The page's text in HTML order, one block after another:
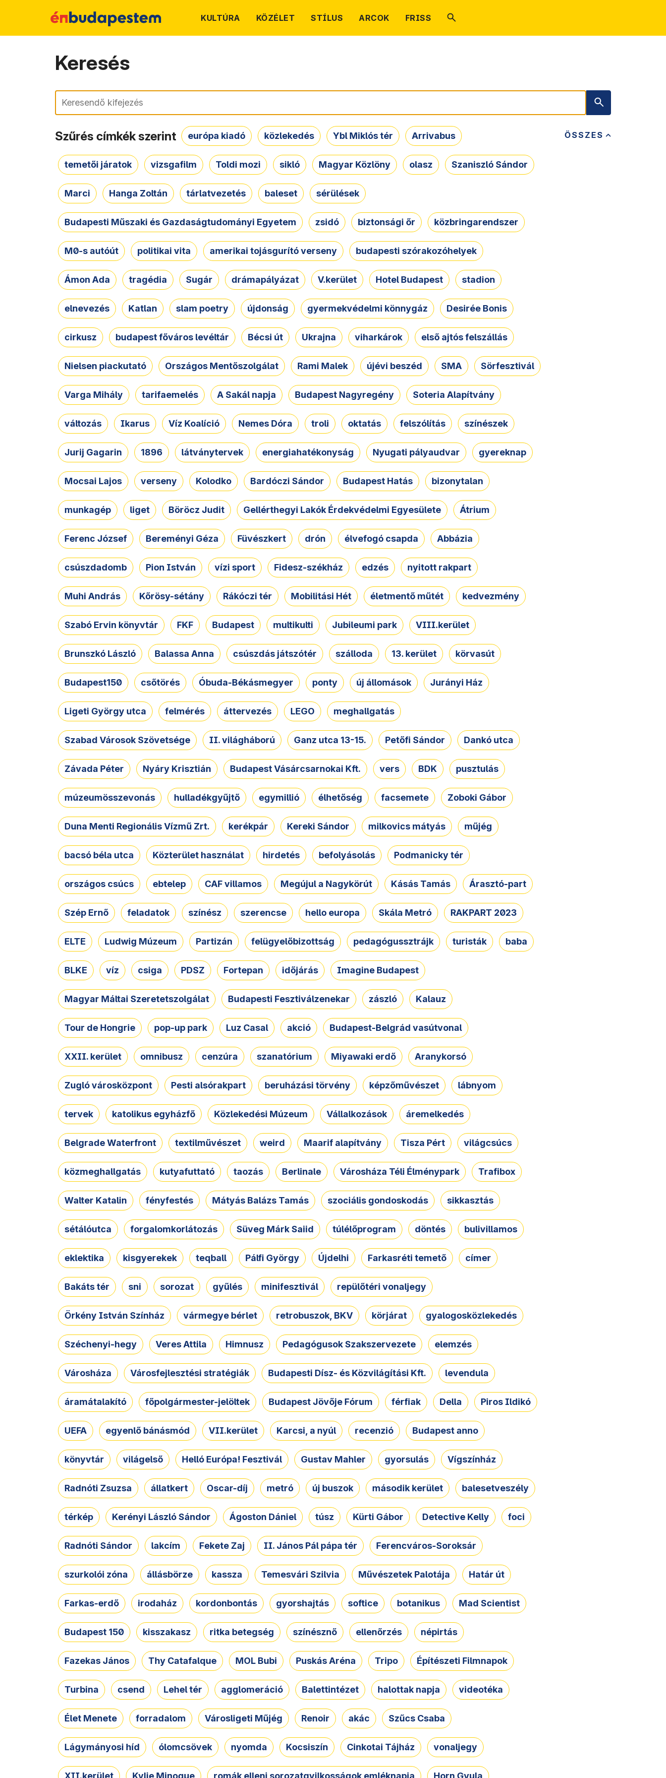
KULTÚRA KÖZÉLET STÍLUS ARCOK FRISS
Keresés
Keresés
ÖSSZES
Szűrés címkék szerint európa kiadó közlekedés Ybl Miklós tér Arrivabus
temetői járatok vizsgafilm Toldi mozi sikló Magyar Közlöny olasz Szaniszló Sándor
Marci Hanga Zoltán tárlatvezetés baleset sérülések
Budapesti Műszaki és Gazdaságtudományi Egyetem zsidó biztonsági őr közbringarendszer
M0-s autóút politikai vita amerikai tojásgurító verseny budapesti szórakozóhelyek
Ámon Ada tragédia Sugár drámapályázat V.kerület Hotel Budapest stadion
elnevezés Katlan slam poetry újdonság gyermekvédelmi könnygáz Desirée Bonis
cirkusz budapest főváros levéltár Bécsi út Ukrajna viharkárok első ajtós felszállás
Nielsen piackutató Országos Mentőszolgálat Rami Malek újévi beszéd SMA Sörfesztivál
Varga Mihály tarifaemelés A Sakál napja Budapest Nagyregény Soteria Alapítvány
változás Ikarus Víz Koalíció Nemes Dóra troli oktatás felszólítás színészek
Jurij Gagarin 1896 látványtervek energiahatékonyság Nyugati pályaudvar gyereknap
Mocsai Lajos verseny Kolodko Bardóczi Sándor Budapest Hatás bizonytalan
munkagép liget Böröcz Judit Gellérthegyi Lakók Érdekvédelmi Egyesülete Átrium
Ferenc József Bereményi Géza Füvészkert drón élvefogó csapda Abbázia
csúszdadomb Pion István vízi sport Fidesz-székház edzés nyitott rakpart
Muhi András Kőrösy-sétány Rákóczi tér Mobilitási Hét életmentő műtét kedvezmény
Szabó Ervin könyvtár FKF Budapest multikulti Jubileumi park VIII.kerület
Brunszkó László Balassa Anna csúszdás játszótér szálloda 13. kerület körvasút
Budapest150 csőtörés Óbuda-Békásmegyer ponty új állomások Jurányi Ház
Ligeti György utca felmérés áttervezés LEGO meghallgatás
Szabad Városok Szövetsége II. világháború Ganz utca 13-15. Petőfi Sándor Dankó utca
Závada Péter Nyáry Krisztián Budapest Vásárcsarnokai Kft. vers BDK pusztulás
múzeumösszevonás hulladékgyűjtő egymillió élhetőség facsemete Zoboki Gábor
Duna Menti Regionális Vízmű Zrt. kerékpár Kereki Sándor milkovics mátyás műjég
bacsó béla utca Közterület használat hirdetés befolyásolás Podmanicky tér
országos csúcs ebtelep CAF villamos Megújul a Nagykörút Kásás Tamás Árasztó-part
Szép Ernő feladatok színész szerencse hello europa Skála Metró RAKPART 2023
ELTE Ludwig Múzeum Partizán felügyelőbizottság pedagógussztrájk turisták baba
BLKE víz csiga PDSZ Fortepan időjárás Imagine Budapest
Magyar Máltai Szeretetszolgálat Budapesti Fesztiválzenekar zászló Kalauz
Tour de Hongrie pop-up park Luz Casal akció Budapest-Belgrád vasútvonal
XXII. kerület omnibusz cenzúra szanatórium Miyawaki erdő Aranykorsó
Zugló városközpont Pesti alsórakpart beruházási törvény képzőművészet lábnyom
tervek katolikus egyházfő Közlekedési Múzeum Vállalkozások áremelkedés
Belgrade Waterfront textilművészet weird Maarif alapítvány Tisza Pért világcsúcs
közmeghallgatás kutyafuttató taozás Berlinale Városháza Téli Élménypark Trafibox
Walter Katalin fényfestés Mátyás Balázs Tamás szociális gondoskodás sikkasztás
sétálóutca forgalomkorlátozás Süveg Márk Saiid túlélőprogram döntés bulivillamos
eklektika kisgyerekek teqball Pálfi György Újdelhi Farkasréti temető címer
Bakáts tér sni sorozat gyűlés minifesztivál repülőtéri vonaljegy
Örkény István Színház vármegye bérlet retrobuszok, BKV körjárat gyalogosközlekedés
Széchenyi-hegy Veres Attila Himnusz Pedagógusok Szakszervezete elemzés
Városháza Városfejlesztési stratégiák Budapesti Dísz- és Közvilágítási Kft. levendula
áramátalakító főpolgármester-jelöltek Budapest Jövője Fórum férfiak Della Piros Ildikó
UEFA egyenlő bánásmód VII.kerület Karcsi, a nyúl recenzió Budapest anno
könyvtár világelső Helló Európa! Fesztivál Gustav Mahler gyorsulás Vígszínház
Radnóti Zsuzsa állatkert Oscar-díj metró új buszok második kerület balesetveszély
térkép Kerényi László Sándor Ágoston Dániel túsz Kürti Gábor Detective Kelly foci
Radnóti Sándor lakcím Fekete Zaj II. János Pál pápa tér Ferencváros-Soroksár
szurkolói zóna állásbörze kassza Temesvári Szilvia Művészetek Palotája Határ út
Farkas-erdő irodaház kordonbontás gyorshajtás softice botanikus Mad Scientist
Budapest 150 kisszakasz ritka betegség színésznő ellenőrzés népirtás
Fazekas János Thy Catafalque MOL Bubi Puskás Aréna Tripo Építészeti Filmnapok
Turbina csend Lehel tér agglomeráció Balettintézet halottak napja videotéka
Élet Menete forradalom Városligeti Műjég Renoir akác Szűcs Csaba
Lágymányosi híd ólomcsövek nyomda Kocsiszín Cinkotai Tájház vonaljegy
XII.kerület Kylie Minogue romák elleni sorozatgyilkosságok emléknapja Horn Gyula